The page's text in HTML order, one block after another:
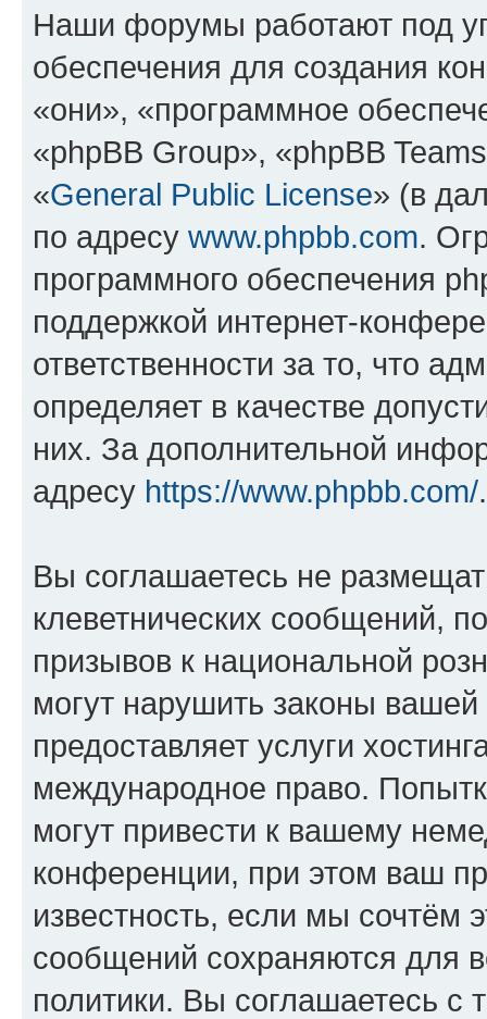
Наши форумы работают под
обеспечения для создания
«они», «программное
«phpBB Group», «phpBB
«General Public License» (в
по адресу www.phpbb.com.
программного обеспечения
поддержкой интернет-
ответственности за то, что
определяет в качестве
них. За дополнительной
адресу https://www.phpbb.com/.
Вы соглашаетесь не
клеветнических сообщений,
призывов к национальной
могут нарушить законы
предоставляет услуги
международное право.
могут привести к вашему
конференции, при этом ваш
известность, если мы сочтём
сообщений сохраняются для
политики. Вы соглашаетесь